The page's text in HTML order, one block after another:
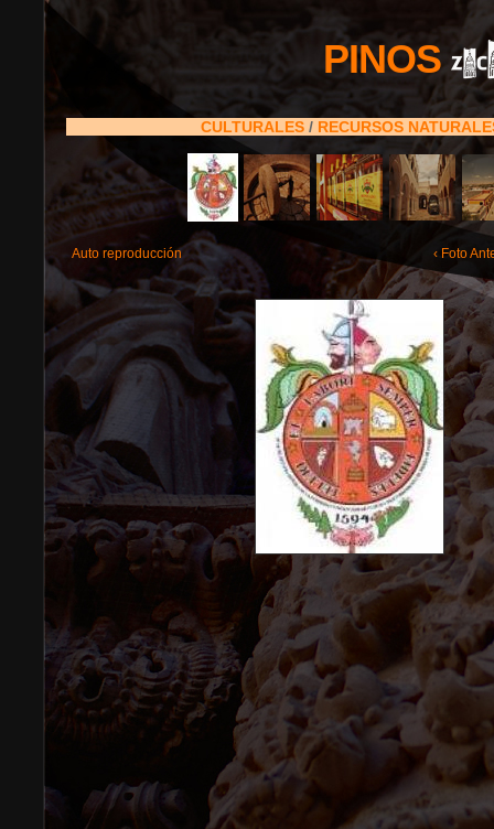
PINOS
CULTURALES / RECURSOS
Auto reproducción ‹ Foto